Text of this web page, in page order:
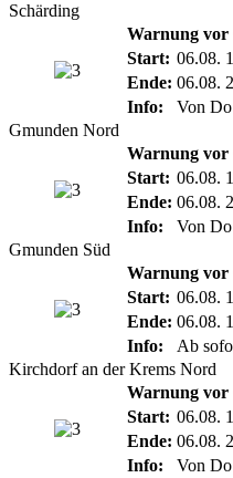
Schärding
Warnung vor
Start: 06.08.
Ende: 06.08.
Info:
Von
Gmunden Nord
Warnung vor
Start: 06.08.
Ende: 06.08.
Info:
Von
Gmunden Süd
Warnung vor
Start: 06.08.
Ende: 06.08.
Info:
Ab
Kirchdorf an der Krems Nord
Warnung vor
Start: 06.08.
Ende: 06.08.
Info:
Von